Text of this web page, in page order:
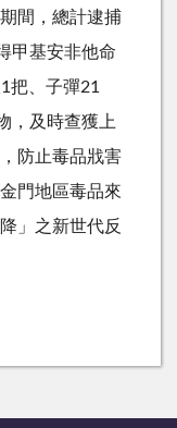
間，總計逮捕
甲基安非他命
把、子彈21
，及時查獲上
防止毒品戕害
門地區毒品來
」之新世代反